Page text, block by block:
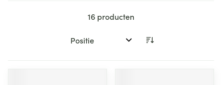
16 producten
Sorteer op: